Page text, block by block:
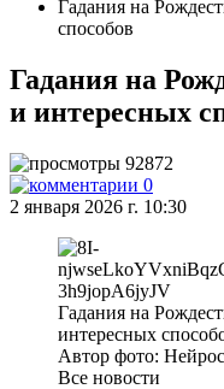
Гадания на
способов
Гадания на
и интересных
92872
0
2 января 2026 г. 10:30
Гадания на
интересных
Автор фото:
Все новости